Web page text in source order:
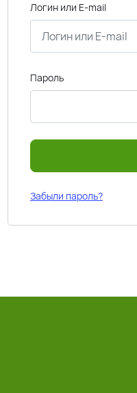
Логин или E-mail
Пароль
Забыли пароль?